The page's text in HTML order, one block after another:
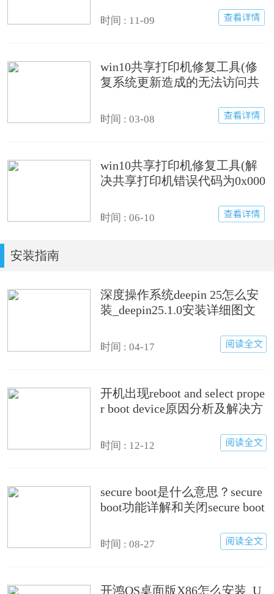
时间 : 11-09
win10共享打印机修复工具(修
复系统更新造成的无法访问共
时间 : 03-08
win10共享打印机修复工具(解
决共享打印机错误代码为0x000
时间 : 06-10
安装指南
深度操作系统deepin 25怎么安
装_deepin25.1.0安装详细图文
时间 : 04-17
开机出现reboot and select prope
r boot device原因分析及解决方
时间 : 12-12
secure boot是什么意思？secure
boot功能详解和关闭secure boot
时间 : 08-27
开鸿OS桌面版X86怎么安装_U